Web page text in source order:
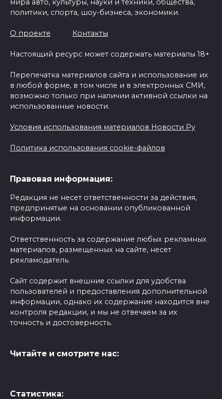
мира авто, культуры, науки и техники, общества,
политики, спорта, шоу-бизнеса, экономики.
О проекте Контакты
Настоящий ресурс может содержать материалы 18+
Перепечатка материалов сайта и использование их
в любой форме, в том числе и в электронных СМИ,
возможно только при наличии активной ссылки на
использованные новости.
Условия использования материалов Новости Ру
Политика использования cookie-файлов
Правовая информация:
Редакция не несет ответственности за действия,
предпринятые на основании опубликованной
информации.
Ответственность за содержание любых рекламных
материалов, размещенных на сайте, несет
рекламодатель.
Сайт содержит внешние ссылки для удобства
пользователей и предоставления дополнительной
информации, однако их содержание находится вне
контроля редакции, и мы не отвечаем за их
точность и достоверность.
Читайте и смотрите нас:
Статистика: